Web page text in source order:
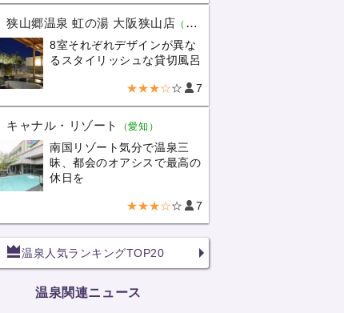
狭山郷温泉 虹の湯 大阪狭山店 （大阪）
8室それぞれデザインが異な
るスタイリッシュな貸切風呂
★★★☆☆ 7
キャナル・リゾート （愛知）
南国リゾート気分で温泉三
昧、都会のオアシスで最高の
休日を
★★★☆☆ 7
温泉人気ランキングTOP20
温泉関連ニュース